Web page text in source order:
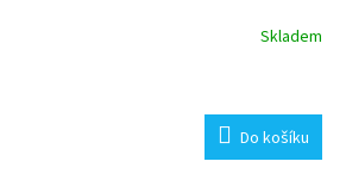
Skladem
Do košíku